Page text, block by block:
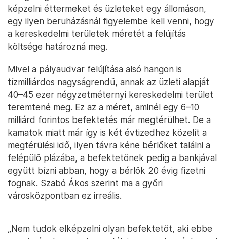
képzelni éttermeket és üzleteket egy állomáson,
egy ilyen beruházásnál figyelembe kell venni, hogy
a kereskedelmi területek méretét a felújítás
költsége határozná meg.
Mivel a pályaudvar felújítása alsó hangon is
tízmilliárdos nagyságrendű, annak az üzleti alapját
40–45 ezer négyzetméternyi kereskedelmi terület
teremtené meg. Ez az a méret, aminél egy 6–10
milliárd forintos befektetés már megtérülhet. De a
kamatok miatt már így is két évtizedhez közelít a
megtérülési idő, ilyen távra kéne bérlőket találni a
felépülő plázába, a befektetőnek pedig a bankjával
együtt bízni abban, hogy a bérlők 20 évig fizetni
fognak. Szabó Ákos szerint ma a győri
városközpontban ez irreális.
„Nem tudok elképzelni olyan befektetőt, aki ebbe